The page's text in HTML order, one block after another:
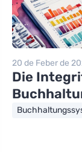
20 de Feber de
Die